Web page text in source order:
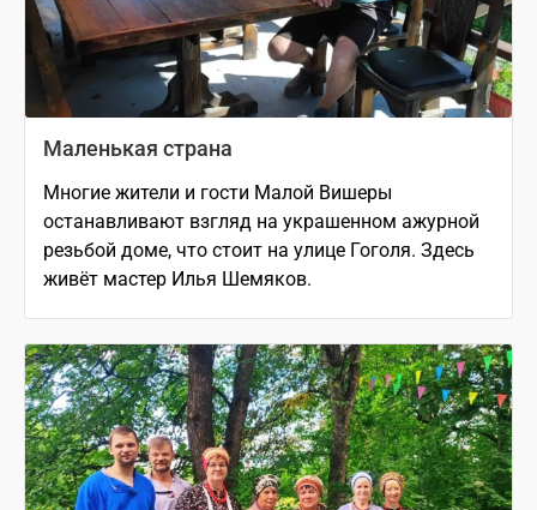
Маленькая страна
Многие жители и гости Малой Вишеры
останавливают взгляд на украшенном ажурной
резьбой доме, что стоит на улице Гоголя. Здесь
живёт мастер Илья Шемяков.